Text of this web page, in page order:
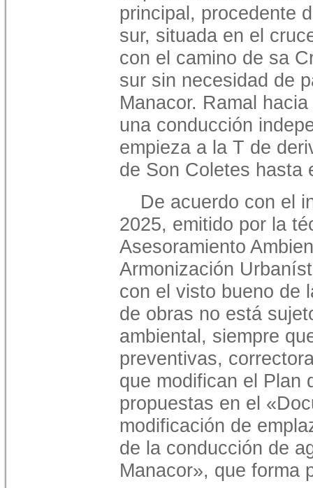
principal, procedente
sur, situada en el
con el camino de sa
sur sin necesidad de
Manacor. Ramal
una conducción
empieza a la T de
de Son Coletes hasta
De acuerdo con el
2025, emitido por la
Asesoramiento
Armonización
con el visto bueno de
de obras no está
ambiental, siempre
preventivas,
que modifican el Plan
propuestas en el
modificación de
de la conducción de
Manacor», que forma